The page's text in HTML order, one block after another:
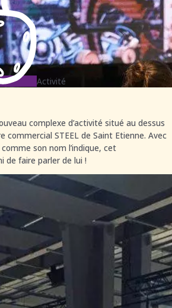
Activité
complexe d’activité situé au dessus
commercial STEEL de Saint Etienne. Avec
son nom l’indique, cet
de faire parler de lui !